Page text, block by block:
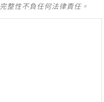
整性不負任何法律責任。